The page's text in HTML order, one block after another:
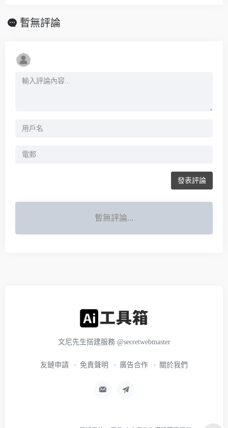
暫無評論
發表評論
暫無評論...
文尼先生搭建服務 @secretwebmaster
友鏈申請 免責聲明 廣告合作 關於我們